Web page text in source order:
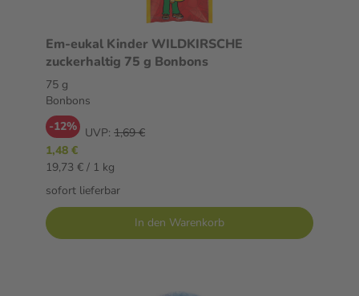
Em-eukal Kinder WILDKIRSCHE
zuckerhaltig 75 g Bonbons
75 g
Bonbons
-12% UVP: 1,69 €
1,48 €
19,73 € / 1 kg
sofort lieferbar
In den Warenkorb